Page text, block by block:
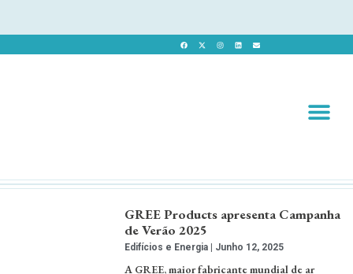
GREE Products apresenta Campanha
de Verão 2025
Edifícios e Energia Junho 12, 2025
A GREE, maior fabricante mundial de ar